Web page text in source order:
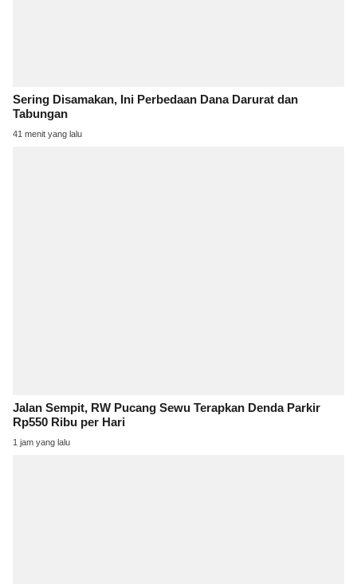
Sering Disamakan, Ini Perbedaan Dana Darurat dan
Tabungan
41 menit yang lalu
Jalan Sempit, RW Pucang Sewu Terapkan Denda Parkir
Rp550 Ribu per Hari
1 jam yang lalu